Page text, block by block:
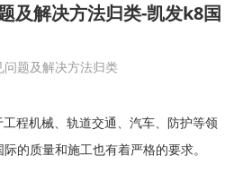
及解决方法归类-凯发k8国
题及解决方法归类
程机械、轨道交通、汽车、防护等领
际的质量和施工也有着严格的要求。